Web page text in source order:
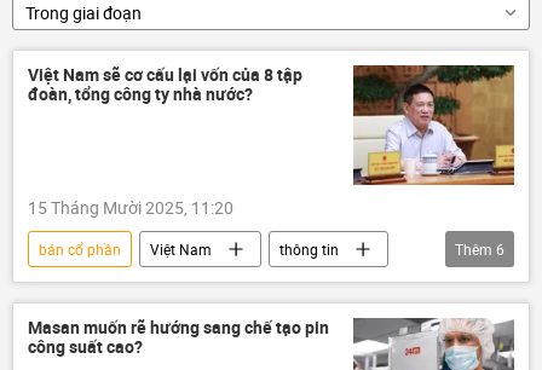
Trong giai đoạn
Việt Nam sẽ cơ cấu lại vốn của 8 tập
đoàn, tổng công ty nhà nước?
15 Tháng Mười 2025, 11:20
bán cổ phần Việt Nam
thông tin
Hồ Đức Phớc
Thủ tướng
Chính phủ
doanh nghiệp
Kinh doanh
cổ phần hóa doanh nghiệp
Thêm 6
Masan muốn rẽ hướng sang chế tạo pin
công suất cao?